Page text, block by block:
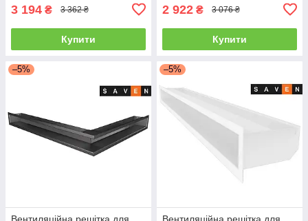
3 194 ₴ 3 362 ₴
Купити
2 922 ₴ 3 076 ₴
Купити
–5% –5%